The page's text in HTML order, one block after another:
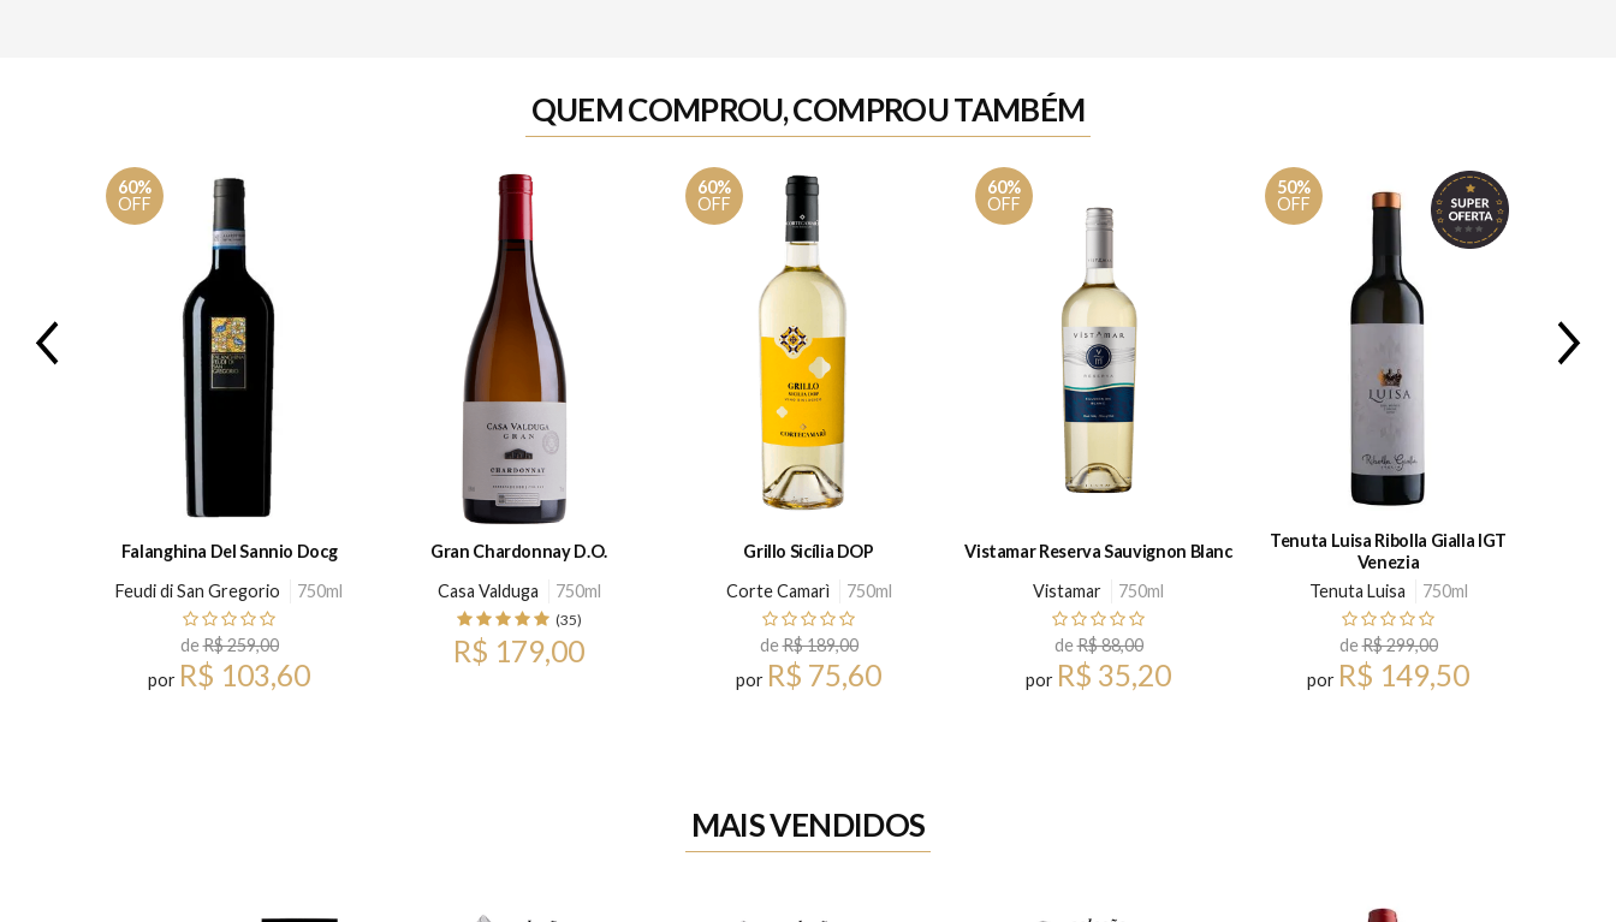
QUEM COMPROU, COMPROU TAMBÉM
60%
OFF
Falanghina Del Sannio Docg
Feudi di San Gregorio
750ml
deR$ 259,00
por R$ 103,60
Gran Chardonnay D.O.
Casa Valduga
750ml
(35)
R$ 179,00
60%
OFF
Grillo Sicília DOP
Corte Camarì
750ml
deR$ 189,00
por R$ 75,60
60%
OFF
Vistamar Reserva Sauvignon Blanc
Vistamar
750ml
deR$ 88,00
por R$ 35,20
50%
OFF
Tenuta Luisa Ribolla Gialla IGT
Venezia
Tenuta Luisa
750ml
deR$ 299,00
por R$ 149,50
MAIS VENDIDOS